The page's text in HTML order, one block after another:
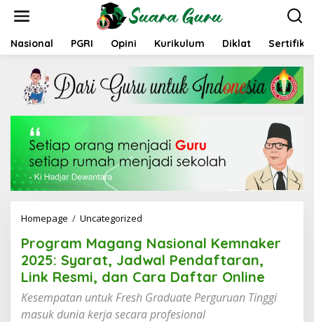
t
Nasional PGRI Opini Kurikulum Diklat
Homepage / Uncategorized
g
r
a
m
Program Magang Nasional Kemnaker
2025: Syarat, Jadwal Pendaftaran,
Link Resmi, dan Cara Daftar Online
Kesempatan untuk Fresh Graduate Perguruan Tinggi
masuk dunia kerja secara profesional